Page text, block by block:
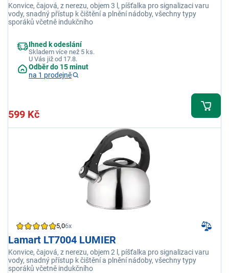
Konvice, čajová, z nerezu, objem 3 l, píšťalka pro signalizaci varu
vody, snadný přístup k čištění a plnění nádoby, všechny typy
sporáků včetně indukčního
Ihned k odeslání
Skladem více než 5 ks.
U Vás již od 17.8.
Odběr do 15 minut
na 1 prodejně
599 Kč
5,06x
Lamart LT7004 LUMIER
Konvice, čajová, z nerezu, objem 2 l, píšťalka pro signalizaci varu
vody, snadný přístup k čištění a plnění nádoby, všechny typy
sporáků včetně indukčního